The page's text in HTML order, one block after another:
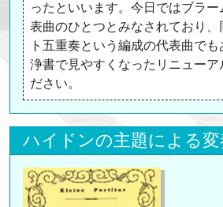
ったといいます。今日ではブラ
表曲のひとつとみなされており、
ト五重奏という編成の代表曲で
浄書で見やすくなったリニューア
ださい。
ハイドンの主題による変